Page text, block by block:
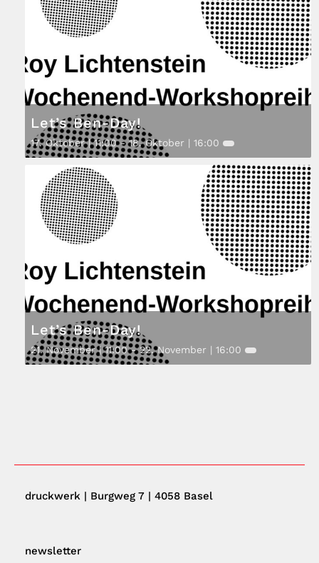
Let’s Ben-Day!
17. Oktober | 11:00-18. Oktober | 16:00
Let’s Ben-Day!
21. November | 11:00-22. November | 16:00
druckwerk | Burgweg 7 | 4058 Basel
newsletter